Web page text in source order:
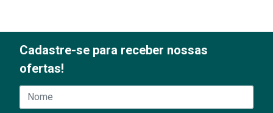
Cadastre-se para receber nossas
ofertas!